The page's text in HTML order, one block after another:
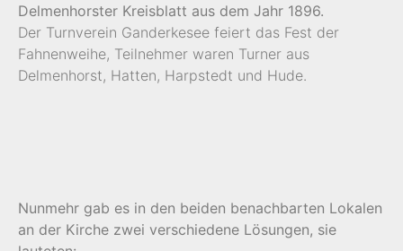
Delmenhorster Kreisblatt aus dem Jahr 1896.
Der Turnverein Ganderkesee feiert das Fest der
Fahnenweihe, Teilnehmer waren Turner aus
Delmenhorst, Hatten, Harpstedt und Hude.
Nunmehr gab es in den beiden benachbarten Lokalen
an der Kirche zwei verschiedene Lösungen, sie